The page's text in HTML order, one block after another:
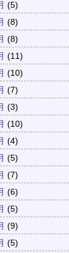
(5)
(8)
(8)
(11)
(10)
(7)
(3)
(10)
(4)
(5)
(7)
(6)
(5)
(9)
(5)